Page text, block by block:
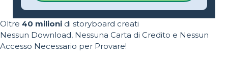
Oltre 40 milioni di storyboard creati
Nessun Download, Nessuna Carta di Credito e Nessun
Accesso Necessario per Provare!